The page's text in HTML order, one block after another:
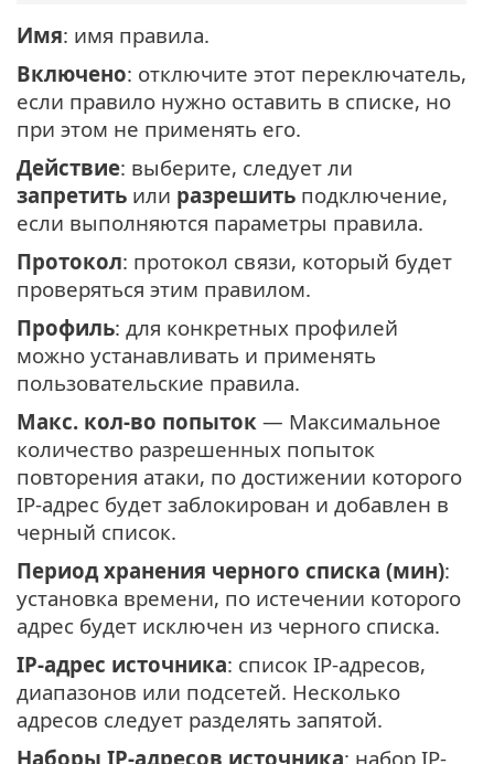
Имя: имя правила.
Включено: отключите этот переключатель,
если правило нужно оставить в списке, но
при этом не применять его.
Действие: выберите, следует ли
запретить или разрешить подключение,
если выполняются параметры правила.
Протокол: протокол связи, который будет
проверяться этим правилом.
Профиль: для конкретных профилей
можно устанавливать и применять
пользовательские правила.
Макс. кол-во попыток — Максимальное
количество разрешенных попыток
повторения атаки, по достижении которого
IP-адрес будет заблокирован и добавлен в
черный список.
Период хранения черного списка (мин):
установка времени, по истечении которого
адрес будет исключен из черного списка.
IP-адрес источника: список IP-адресов,
диапазонов или подсетей. Несколько
адресов следует разделять запятой.
Наборы IP-адресов источника: набор IP-